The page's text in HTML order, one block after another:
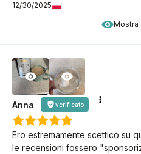
Mostra
12/30/2025
Anna verificato
Ero estremamente scettico su
le recensioni fossero